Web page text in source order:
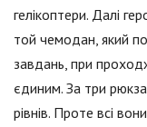
гелікоптери. Далі
той чемодан, який
завдань, при
єдиним. За три
рівнів. Проте всі